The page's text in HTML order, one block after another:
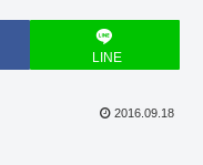
LINE
2016.09.18